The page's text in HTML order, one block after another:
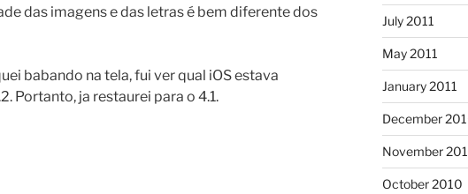
das imagens e das letras é bem diferente dos
babando na tela, fui ver qual iOS estava
Portanto, ja restaurei para o 4.1.
July 2011
May 2011
January 2011
December
November
October 2010